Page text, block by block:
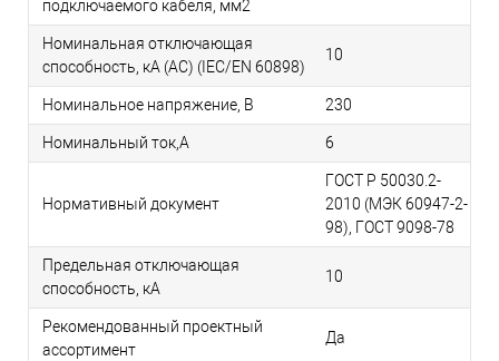
подключаемого кабеля, мм2
Номинальная отключающая
способность, кA (AC) (IEC/EN 60898)
10
Номинальное напряжение, В 230
Номинальный ток,А 6
Нормативный документ
ГОСТ Р 50030.2-
2010 (МЭК 60947-2-
98), ГОСТ 9098-78
Предельная отключающая
способность, кA
10
Рекомендованный проектный
ассортимент
Да